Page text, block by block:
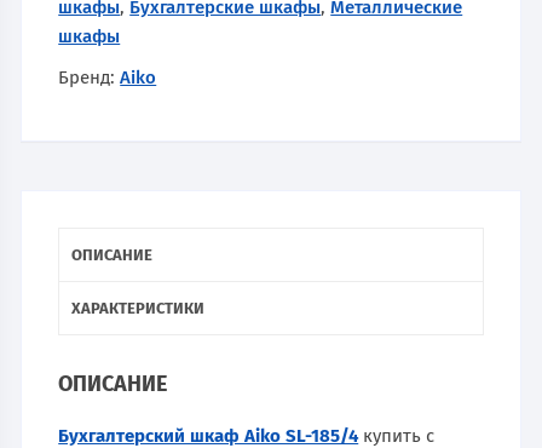
шкафы, Бухгалтерские шкафы,Металлические
шкафы
Бренд:Aiko
ОПИСАНИЕ
ХАРАКТЕРИСТИКИ
ОПИСАНИЕ
Бухгалтерский шкаф Aiko SL-185/4купить с